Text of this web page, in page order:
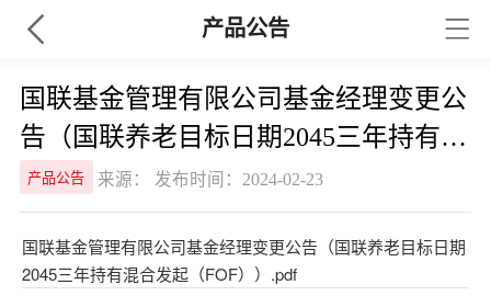
产品公告
国联基金管理有限公司基金经理变更公
告（国联养老目标日期2045三年持有混
合发起（FOF））
产品公告 来源： 发布时间：2024-02-23
国联基金管理有限公司基金经理变更公告（国联养老目标日期
2045三年持有混合发起（FOF））.pdf